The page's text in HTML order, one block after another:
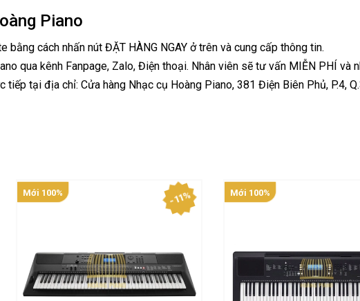
Piano
cách nhấn nút ĐẶT HÀNG NGAY ở trên và cung cấp thông tin.
qua kênh Fanpage, Zalo, Điện thoại. Nhân viên sẽ tư vấn MIỄN PHÍ và
tiếp tại địa chỉ: Cửa hàng Nhạc cụ Hoàng Piano, 381 Điện Biên Phủ, P.4,
- 11%
Mới 100% Mới 100%